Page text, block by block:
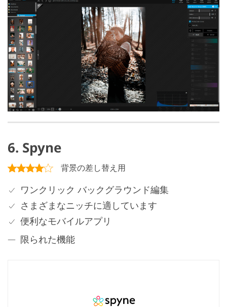
6. Spyne
背景の差し替え用
ワンクリック バックグラウンド編集
さまざまなニッチに適しています
便利なモバイルアプリ
限られた機能